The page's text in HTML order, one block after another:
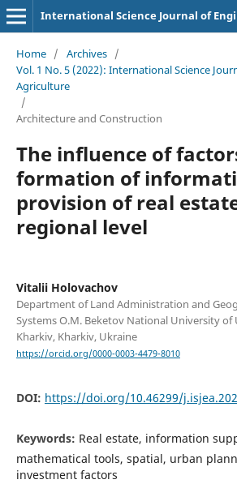
International Science Journal of
Home / Archives /
Vol. 1 No. 5 (2022): International Science
Agriculture
/
Architecture and Construction
The influence of
formation of
provision of real
regional level
Vitalii Holovachov
Department of Land Administration and
Systems O.M. Beketov National University of
Kharkiv, Kharkiv, Ukraine
https://orcid.org/0000-0003-4479-8010
DOI: https://doi.org/10.46299/
Keywords: Real estate, information
mathematical tools, spatial, urban
investment factors